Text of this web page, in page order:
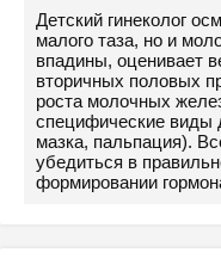
Детский гинеколог
малого таза, но и
впадины, оценивает
вторичных половых
роста молочных
специфические виды
мазка, пальпация).
убедиться в
формировании